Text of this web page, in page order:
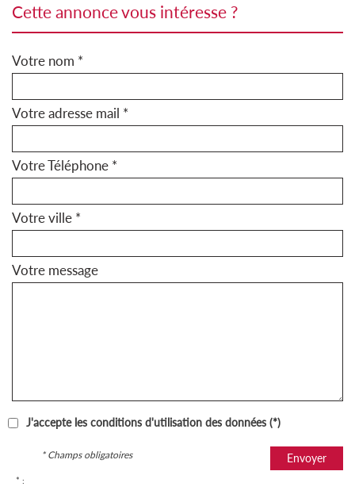
cette annonce vous intéresse ?
Votre nom *
Votre adresse mail *
Votre Téléphone *
Votre ville *
Votre message
J'accepte les conditions d'utilisation des données (*)
Envoyer
* Champs obligatoires
* :